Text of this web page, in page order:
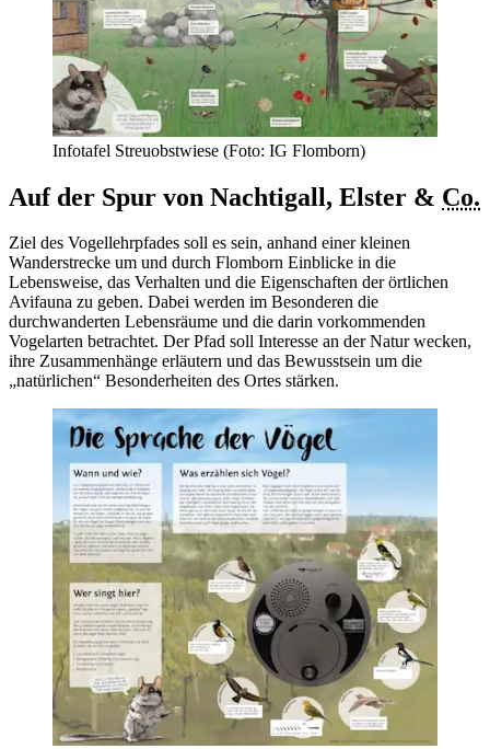
Infotafel Streuobstwiese (Foto: IG Flomborn)
Auf der Spur von Nachtigall, Elster & Co.
Ziel des Vogellehrpfades soll es sein, anhand einer kleinen
Wanderstrecke um und durch Flomborn Einblicke in die
Lebensweise, das Verhalten und die Eigenschaften der örtlichen
Avifauna zu geben. Dabei werden im Besonderen die
durchwanderten Lebensräume und die darin vorkommenden
Vogelarten betrachtet. Der Pfad soll Interesse an der Natur wecken,
ihre Zusammenhänge erläutern und das Bewusstsein um die
„natürlichen“ Besonderheiten des Ortes stärken.